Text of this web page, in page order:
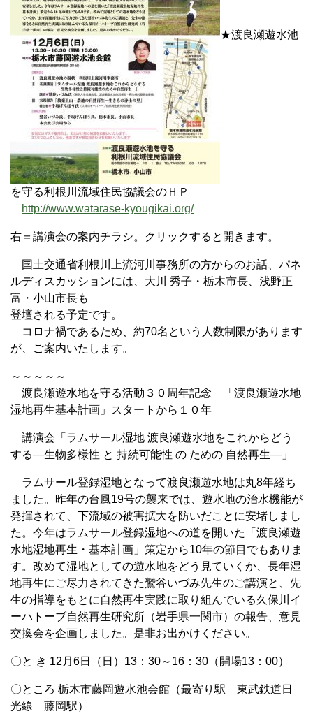
★渡良瀬遊水池
を守る利根川流域住民協議会のＨＰ
http://www.watarase-kyougikai.org/
右＝講演会の案内チラシ。クリックすると開きます。
国土交通省利根川上流河川事務所の方からのお話、パネ
ルディスカッションには、大川 秀子・栃木市長、浅野正
富・小山市長も
登壇される予定です。
コロナ禍であるため、約70名という人数制限があります
が、ご案内いたします。
～～～～～
渡良瀬遊水地を守る活動３０周年記念 「渡良瀬遊水地
湿地再生基本計画」スタートから１０年
講演会「ラムサール湿地 渡良瀬遊水地をこれからどう
する―生物多様性 と 持続可能性 の ための 自然再生―」
ラムサール登録湿地となって渡良瀬遊水地は丸8年経ち
ました。昨年の台風19号の襲来では、遊水地の治水機能が
発揮されて、下流域の被害拡大を防いだことに安堵しまし
た。今年はラムサール登録湿地への道を開いた「渡良瀬遊
水地湿地再生・基本計画」策定から10年の節目でもありま
す。改めて湿地としての遊水地をどう見ていくか、長年湿
地再生にご尽力されてきた鷲谷いづみ先生のご講演と、先
生の指導をもとに自然再生実践に取り組んでいる久保川イ
ーハトーブ自然再生研究所（岩手県一関市）の報告、意見
交換会を企画しました。是非お出かけください。
〇と き 12月6日（日）13：30～16：30（開場13：00）
〇ところ 栃木市藤岡遊水池会館（最寄り駅 東武鉄道日
光線 藤岡駅）